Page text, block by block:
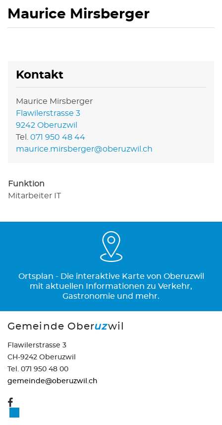
Maurice Mirsberger
Kontakt
Maurice Mirsberger
Flawilerstrasse 3
9242 Oberuzwil
Tel. 071 950 48 44
maurice.mirsberger@oberuzwil.ch
Funktion
Mitarbeiter IT
Ortsplan - Die interaktive Karte von Oberuzwil
mit aktuellen Informationen zu Verkehr,
Gastronomie und mehr.
Gemeinde Oberuzwil
Flawilerstrasse 3
CH-9242 Oberuzwil
Tel. 071 950 48 00
gemeinde@oberuzwil.ch